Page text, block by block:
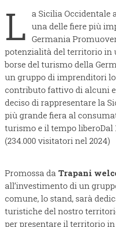
L a Sicilia Occidentale
una delle fiere più
Germania
potenzialità del territorio
borse del turismo della
un gruppo di imprenditori
contributo fattivo di alcuni
deciso di rappresentare la
più grande fiera al
turismo e il tempo liberoDal
(234.000 visitatori nel 2024)
Promossa da Trapani
all’investimento di un
comune, lo stand, sarà
turistiche del nostro
per presentare il territorio